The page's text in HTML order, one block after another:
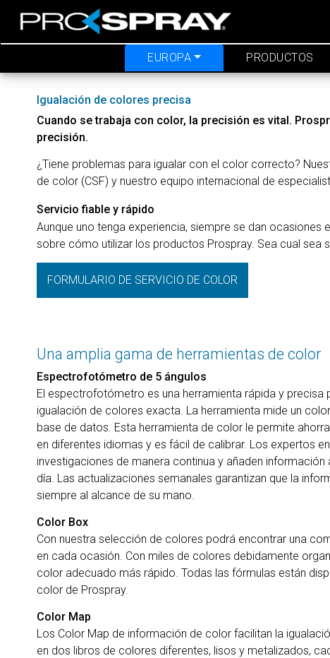
PRODUCTOS
EUROPA
Igualación de colores precisa
Cuando se trabaja con color, la precisión es vital.
precisión.
¿Tiene problemas para igualar con el color correcto?
de color (CSF) y nuestro equipo internacional de
Servicio fiable y rápido
Aunque uno tenga experiencia, siempre se dan
sobre cómo utilizar los productos Prospray. Sea cual sea
FORMULARIO DE SERVICIO DE COLOR
Una amplia gama de herramientas de color
Espectrofotómetro de 5 ángulos
El espectrofotómetro es una herramienta rápida y precisa
igualación de colores exacta. La herramienta mide un
base de datos. Esta herramienta de color le permite
en diferentes idiomas y es fácil de calibrar. Los expertos
investigaciones de manera continua y añaden
día. Las actualizaciones semanales garantizan que la
siempre al alcance de su mano.
Color Box
Con nuestra selección de colores podrá encontrar una
en cada ocasión. Con miles de colores debidamente
color adecuado más rápido. Todas las fórmulas están
color de Prospray.
Color Map
Los Color Map de información de color facilitan la
en dos libros de colores diferentes, lisos y metalizados,